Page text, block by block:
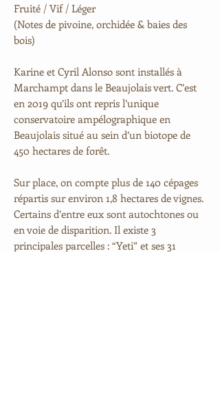
Fruité / Vif / Léger
(Notes de pivoine, orchidée & baies des
bois)
Karine et Cyril Alonso sont installés à
Marchampt dans le Beaujolais vert. C’est
en 2019 qu’ils ont repris l’unique
conservatoire ampélographique en
Beaujolais situé au sein d’un biotope de
450 hectares de forêt.
Sur place, on compte plus de 140 cépages
répartis sur environ 1,8 hectares de vignes.
Certains d’entre eux sont autochtones ou
en voie de disparition. Il existe 3
principales parcelles : “Yeti” et ses 31